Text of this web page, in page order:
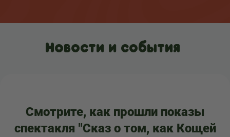
Новости и события
Смотрите, как прошли показы
спектакля "Сказ о том, как Кощей